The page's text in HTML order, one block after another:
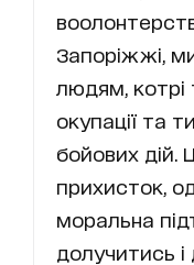
Запоріжжі,
людям, котрі
окупації та
бойових
прихисток,
моральна
долучитись